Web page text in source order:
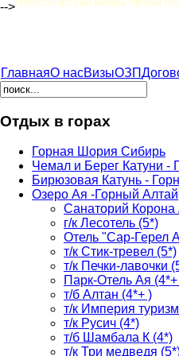
-->ТУРИСТИЧЕСКАЯ ФИРМА ПЯТЫЙ
ГлавнаяО насВизыОЗП
Отдых в горах
Горная Шория Сибирь
Чемал и Берег Катуни -
Бирюзовая Катунь -
Озеро Ая -Горный Алтай
Санаторий Корона
г/к Лесотель (5*)
Отель "Сар-Герел
т/к Стик-тревел (5*)
т/к Печки-лавочки
Парк-Отель Ая (4*+
т/б Алтан (4*+ )
т/к Империя
т/к Русич (4*)
т/б Шамбала К (4*)
т/к Три медведя